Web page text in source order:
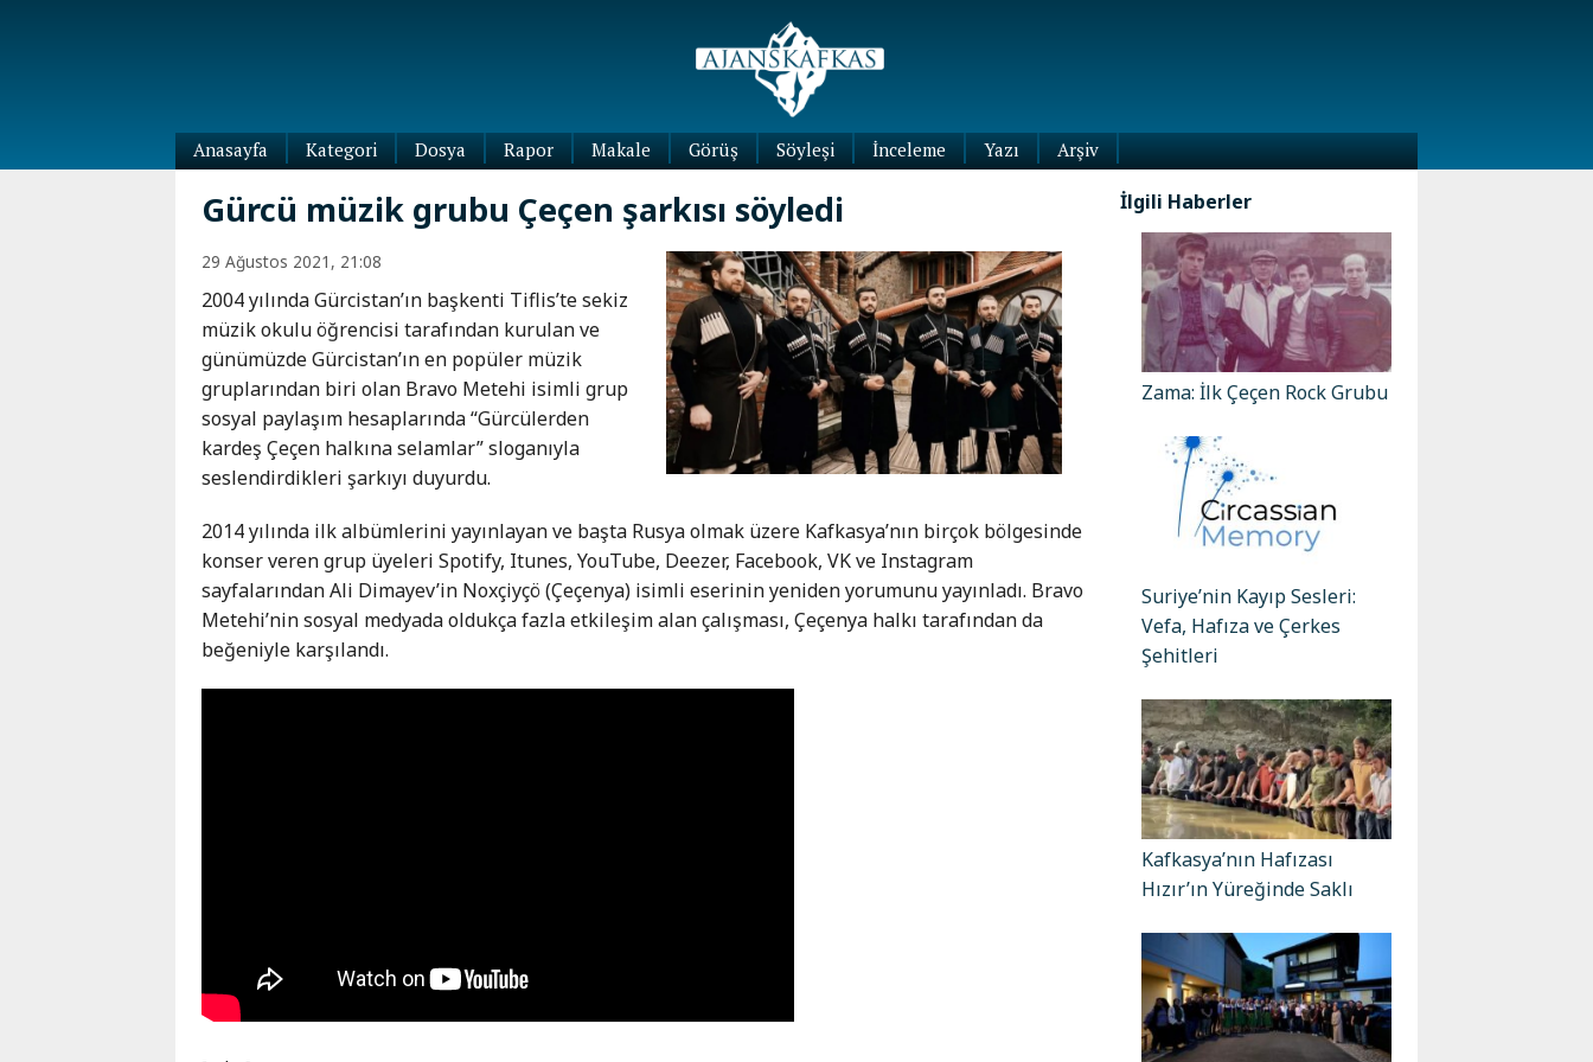
Anasayfa
Kategori
Dünya
Abhazya
Adıgey
Çeçenya
Dağıstan
Güney
Osetya
İnguşetya
Kabardey-
Balkar
Karaçay-
Çerkes
Krasnodar
Kray
Kafkas-
Ötesi
Azerbaycan
Ermenistan
Gürcistan
Dosya Rapor Makale Görüş Söyleşi İnceleme
Yazı
Yazıları
Arşiv
Gürcü müzik grubu Çeçen şarkısı söyledi
29 Ağustos 2021, 21:08
2004 yılında Gürcistan’ın başkenti Tiflis’te sekiz
müzik okulu öğrencisi tarafından kurulan ve
günümüzde Gürcistan’ın en popüler müzik
gruplarından biri olan Bravo Metehi isimli grup
sosyal paylaşım hesaplarında “Gürcülerden
kardeş Çeçen halkına selamlar” sloganıyla
seslendirdikleri şarkıyı duyurdu.
2014 yılında ilk albümlerini yayınlayan ve başta Rusya olmak üzere Kafkasya’nın birçok bölgesinde
konser veren grup üyeleri Spotify, Itunes, YouTube, Deezer, Facebook, VK ve Instagram
sayfalarından Ali Dimayev’in Noxçiyçö (Çeçenya) isimli eserinin yeniden yorumunu yayınladı. Bravo
Metehi’nin sosyal medyada oldukça fazla etkileşim alan çalışması, Çeçenya halkı tarafından da
beğeniyle karşılandı.
İlgili Haberler
Zama: İlk Çeçen Rock Grubu
Suriye’nin Kayıp Sesleri:
Vefa, Hafıza ve Çerkes
Şehitleri
Kafkasya’nın Hafızası
Hızır’ın Yüreğinde Saklı